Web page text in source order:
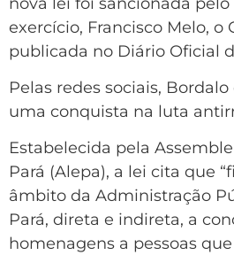
exercício, Francisco Melo, o
publicada no Diário Oficial
Pelas redes sociais,
uma conquista na luta
Estabelecida pela
Pará (Alepa), a lei cita que
âmbito da Administração
Pará, direta e indireta, a
homenagens a pessoas